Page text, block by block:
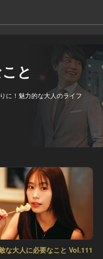
と
に！魅力的な大人のライフ
な大人に必要なこと Vol.111